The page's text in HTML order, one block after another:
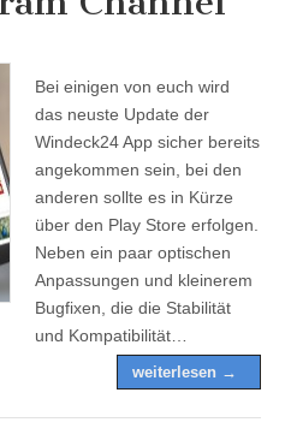
Bei einigen von euch wird
das neuste Update der
Windeck24 App sicher bereits
angekommen sein, bei den
anderen sollte es in Kürze
über den Play Store erfolgen.
Neben ein paar optischen
Anpassungen und kleinerem
Bugfixen, die die Stabilität
und Kompatibilität…
weiterlesen →